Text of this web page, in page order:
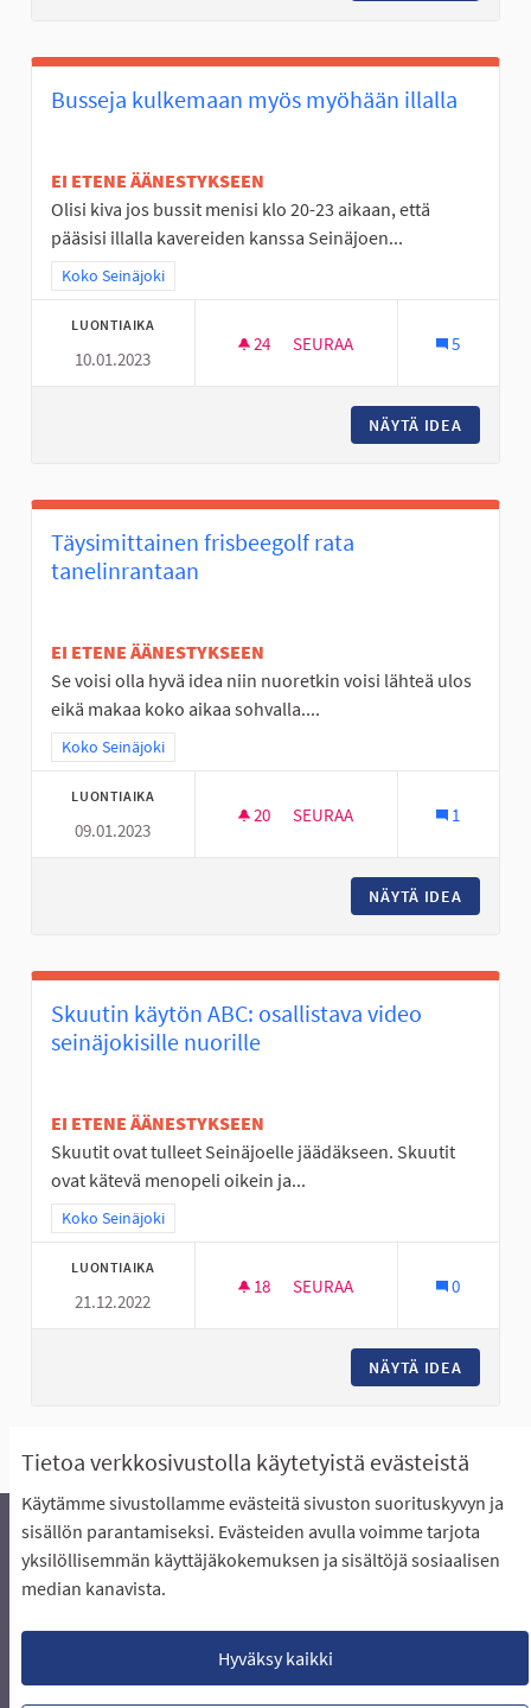
Tietoa verkkosivustolla käytetyistä evästeistä
Käytämme sivustollamme evästeitä sivuston suorituskyvyn ja
sisällön parantamiseksi. Evästeiden avulla voimme tarjota
yksilöllisemmän käyttäjäkokemuksen ja sisältöjä sosiaalisen
median kanavista.
Hyväksy kaikki
Busseja kulkemaan myös myöhään illalla
EI ETENE ÄÄNESTYKSEEN
Olisi kiva jos bussit menisi klo 20-23 aikaan, että
pääsisi illalla kavereiden kanssa Seinäjoen...
Rajaa tulokset teeman mukaan: Koko Seinäjoki
Koko Seinäjoki
LUONTIAIKA
10.01.2023
24 24 SEURAAJAA
SEURAA 5
NÄYTÄ IDEA
Täysimittainen frisbeegolf rata
tanelinrantaan
EI ETENE ÄÄNESTYKSEEN
Se voisi olla hyvä idea niin nuoretkin voisi lähteä ulos
eikä makaa koko aikaa sohvalla....
Rajaa tulokset teeman mukaan: Koko Seinäjoki
Koko Seinäjoki
LUONTIAIKA
09.01.2023
20 20 SEURAAJAA
SEURAA 1
NÄYTÄ IDEA
Skuutin käytön ABC: osallistava video
seinäjokisille nuorille
EI ETENE ÄÄNESTYKSEEN
Skuutit ovat tulleet Seinäjoelle jäädäkseen. Skuutit
ovat kätevä menopeli oikein ja...
Rajaa tulokset teeman mukaan: Koko Seinäjoki
Koko Seinäjoki
LUONTIAIKA
21.12.2022
18 18 SEURAAJAA
SEURAA 0
NÄYTÄ IDEA
Näytä kaikki peruutetut ideat
Äänestyksen pikaohjeet
Usein kysytyt kysymykset
Näin äänestät Asukasbudjetissa
Lataa avoimet datatiedostot
Evästeasetukset